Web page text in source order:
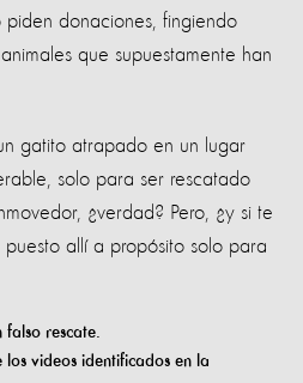
piden donaciones, fingiendo
que supuestamente han
gatito atrapado en un lugar
solo para ser rescatado
¿verdad? Pero, ¿y si te
allí a propósito solo para
videos identificados en la